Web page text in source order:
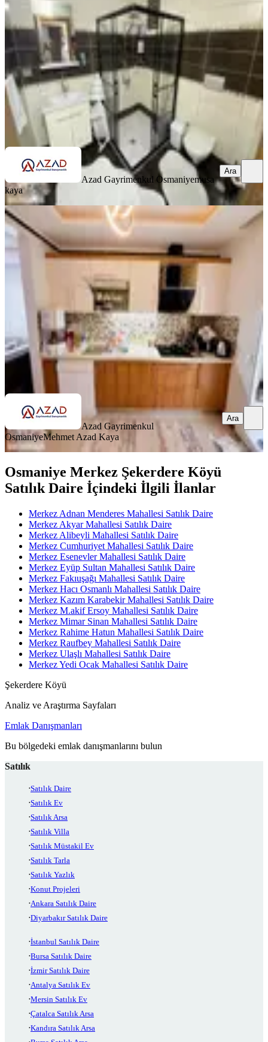
Merkez, Yedi Ocak Mahallesi
3+1·135 m²·Yüksek giriş·25.06.2026
3.100.000 ₺
Azad Gayrimenkul Osmaniye musa kaya
Ara
Azad Gayrimenkul Osmaniyemusa
kaya
Ara
SİTE İÇİ
Azad- Yediocak İlkokulu Civarı
Satılık Zemin Kat 3+1 Açık Mutfak
Merkez, Yedi Ocak Mahallesi
3+1·135 m²· Düz Giriş (Zemin)
3.100.000 ₺
Azad Gayrimenkul OsmaniyeMehmet Azad Kaya
Azad Gayrimenkul
OsmaniyeMehmet Azad Kaya
Ara
Osmaniye Merkez Şekerdere Köyü
Satılık Daire İçindeki İlgili İlanlar
Merkez Adnan Menderes Mahallesi Satılık Daire
Merkez Akyar Mahallesi Satılık Daire
Merkez Alibeyli Mahallesi Satılık Daire
Merkez Cumhuriyet Mahallesi Satılık Daire
Merkez Esenevler Mahallesi Satılık Daire
Merkez Eyüp Sultan Mahallesi Satılık Daire
Merkez Fakıuşağı Mahallesi Satılık Daire
Merkez Hacı Osmanlı Mahallesi Satılık Daire
Merkez Kazım Karabekir Mahallesi Satılık Daire
Merkez M.akif Ersoy Mahallesi Satılık Daire
Merkez Mimar Sinan Mahallesi Satılık Daire
Merkez Rahime Hatun Mahallesi Satılık Daire
Merkez Raufbey Mahallesi Satılık Daire
Merkez Ulaşlı Mahallesi Satılık Daire
Merkez Yedi Ocak Mahallesi Satılık Daire
Şekerdere Köyü
Analiz ve Araştırma Sayfaları
Emlak Danışmanları
Bu bölgedeki emlak danışmanlarını bulun
Satılık
Satılık Daire
Satılık Ev
Satılık Arsa
Satılık Villa
Satılık Müstakil Ev
Satılık Tarla
Satılık Yazlık
Konut Projeleri
Ankara Satılık Daire
Diyarbakır Satılık Daire
İstanbul Satılık Daire
Bursa Satılık Daire
İzmir Satılık Daire
Antalya Satılık Ev
Mersin Satılık Ev
Çatalca Satılık Arsa
Kandıra Satılık Arsa